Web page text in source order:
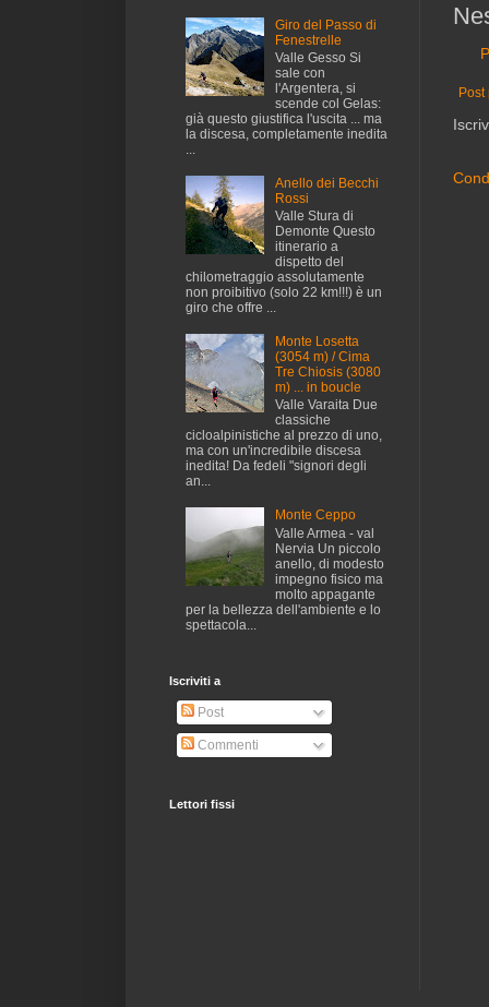
Post
Giro del Passo di
Fenestrelle
Valle Gesso Si
sale con
l'Argentera, si
scende col Gelas:
già questo giustifica l'uscita ... ma
la discesa, completamente inedita
...
Anello dei Becchi
Rossi
Valle Stura di
Demonte Questo
itinerario a
dispetto del
chilometraggio assolutamente
non proibitivo (solo 22 km!!!) è un
giro che offre ...
Monte Losetta
(3054 m) / Cima
Tre Chiosis (3080
m) ... in boucle
Valle Varaita Due
classiche
cicloalpinistiche al prezzo di uno,
ma con un'incredibile discesa
inedita! Da fedeli "signori degli
an...
Monte Ceppo
Valle Armea - val
Nervia Un piccolo
anello, di modesto
impegno fisico ma
molto appagante
per la bellezza dell'ambiente e lo
spettacola...
Iscriviti a
Post
Commenti
Lettori fissi